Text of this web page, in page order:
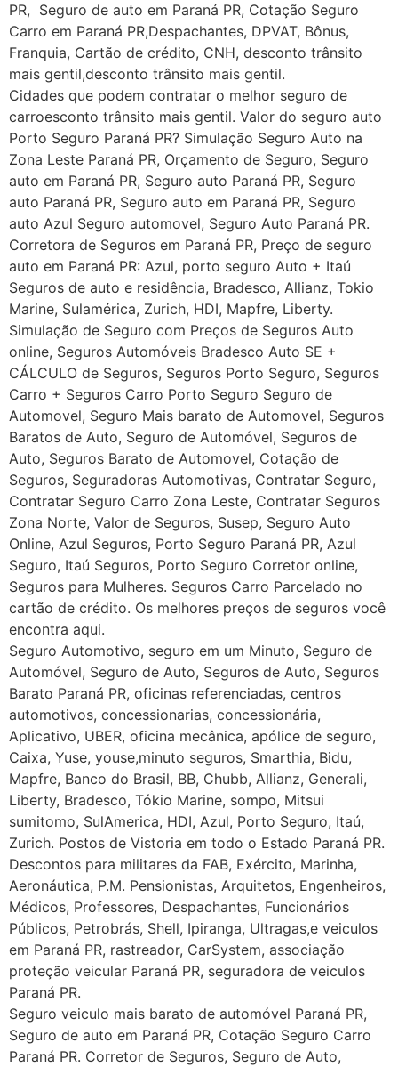
PR, Seguro de auto em Paraná PR, Cotação Seguro
Carro em Paraná PR,Despachantes, DPVAT, Bônus,
Franquia, Cartão de crédito, CNH, desconto trânsito
mais gentil,desconto trânsito mais gentil.
Cidades que podem contratar o melhor seguro de
carroesconto trânsito mais gentil. Valor do seguro auto
Porto Seguro Paraná PR? Simulação Seguro Auto na
Zona Leste Paraná PR, Orçamento de Seguro, Seguro
auto em Paraná PR, Seguro auto Paraná PR, Seguro
auto Paraná PR, Seguro auto em Paraná PR, Seguro
auto Azul Seguro automovel, Seguro Auto Paraná PR.
Corretora de Seguros em Paraná PR, Preço de seguro
auto em Paraná PR: Azul, porto seguro Auto + Itaú
Seguros de auto e residência, Bradesco, Allianz, Tokio
Marine, Sulamérica, Zurich, HDI, Mapfre, Liberty.
Simulação de Seguro com Preços de Seguros Auto
online, Seguros Automóveis Bradesco Auto SE +
CÁLCULO de Seguros, Seguros Porto Seguro, Seguros
Carro + Seguros Carro Porto Seguro Seguro de
Automovel, Seguro Mais barato de Automovel, Seguros
Baratos de Auto, Seguro de Automóvel, Seguros de
Auto, Seguros Barato de Automovel, Cotação de
Seguros, Seguradoras Automotivas, Contratar Seguro,
Contratar Seguro Carro Zona Leste, Contratar Seguros
Zona Norte, Valor de Seguros, Susep, Seguro Auto
Online, Azul Seguros, Porto Seguro Paraná PR, Azul
Seguro, Itaú Seguros, Porto Seguro Corretor online,
Seguros para Mulheres. Seguros Carro Parcelado no
cartão de crédito. Os melhores preços de seguros você
encontra aqui.
Seguro Automotivo, seguro em um Minuto, Seguro de
Automóvel, Seguro de Auto, Seguros de Auto, Seguros
Barato Paraná PR, oficinas referenciadas, centros
automotivos, concessionarias, concessionária,
Aplicativo, UBER, oficina mecânica, apólice de seguro,
Caixa, Yuse, youse,minuto seguros, Smarthia, Bidu,
Mapfre, Banco do Brasil, BB, Chubb, Allianz, Generali,
Liberty, Bradesco, Tókio Marine, sompo, Mitsui
sumitomo, SulAmerica, HDI, Azul, Porto Seguro, Itaú,
Zurich. Postos de Vistoria em todo o Estado Paraná PR.
Descontos para militares da FAB, Exército, Marinha,
Aeronáutica, P.M. Pensionistas, Arquitetos, Engenheiros,
Médicos, Professores, Despachantes, Funcionários
Públicos, Petrobrás, Shell, Ipiranga, Ultragas,e veiculos
em Paraná PR, rastreador, CarSystem, associação
proteção veicular Paraná PR, seguradora de veiculos
Paraná PR.
Seguro veiculo mais barato de automóvel Paraná PR,
Seguro de auto em Paraná PR, Cotação Seguro Carro
Paraná PR. Corretor de Seguros, Seguro de Auto,